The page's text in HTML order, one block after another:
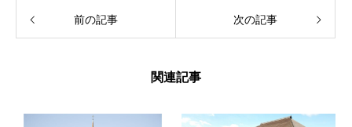
前の記事 次の記事
関連記事